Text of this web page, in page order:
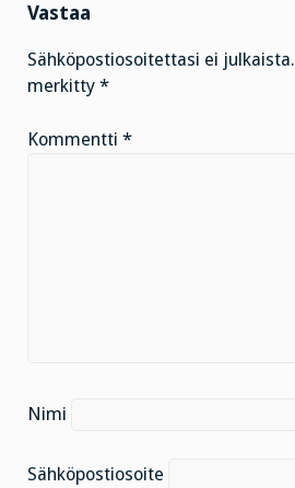
Vastaa
Sähköpostiosoitettasi ei julkaista.
merkitty *
Kommentti *
Nimi
Sähköpostiosoite